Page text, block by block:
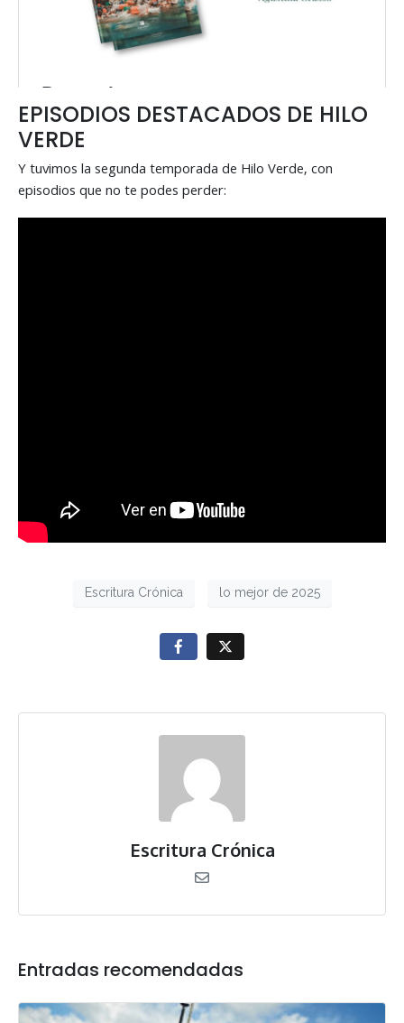
EPISODIOS DESTACADOS DE HILO
VERDE
Y tuvimos la segunda temporada de Hilo Verde, con
episodios que no te podes perder:
Escritura Crónica lo mejor de 2025
Escritura Crónica
Entradas recomendadas